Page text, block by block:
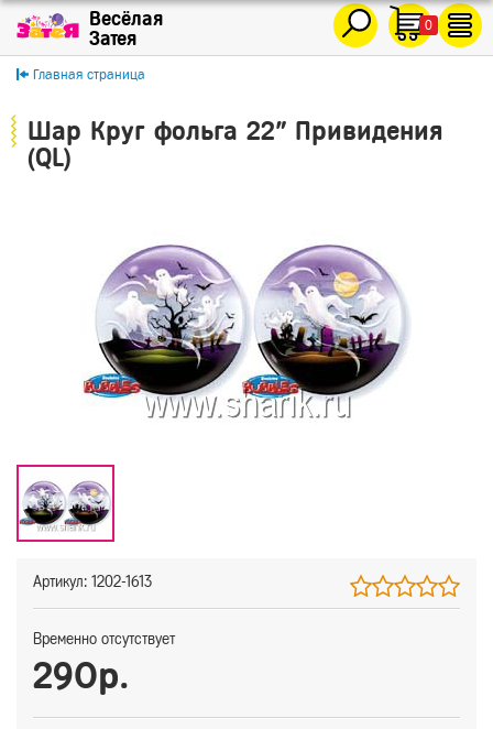
0
Главная страница
Шар Круг фольга 22" Привидения
(QL)
Артикул: 1202-1613
Временно отсутствует
290р.